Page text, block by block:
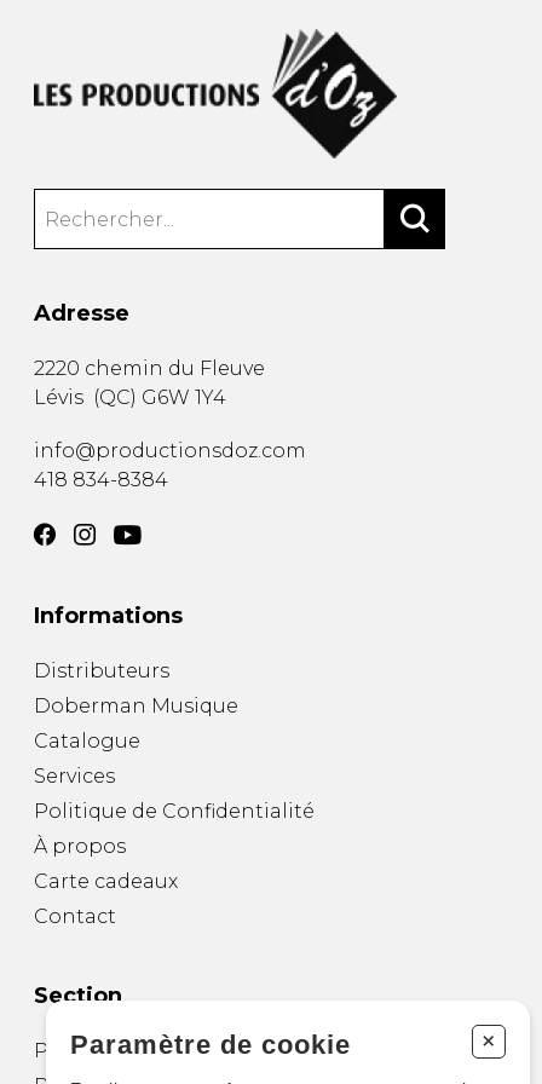
Adresse
2220 chemin du Fleuve
Lévis (QC) G6W 1Y4
info@productionsdoz.com
418 834-8384
Informations
Distributeurs
Doberman Musique
Catalogue
Services
Politique de Confidentialité
À propos
Carte cadeaux
Contact
Section
Partitions pour guitare
Paramètre de cookie +